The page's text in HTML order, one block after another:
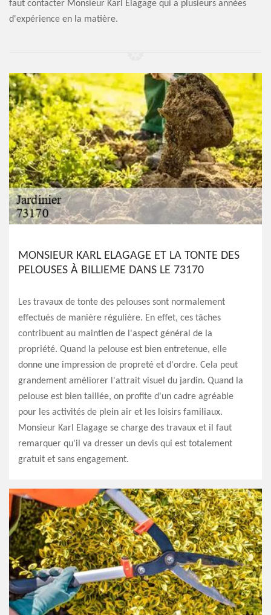
faut contacter Monsieur Karl Elagage qui a plusieurs années
d'expérience en la matière.
MONSIEUR KARL ELAGAGE ET LA TONTE DES
PELOUSES À BILLIEME DANS LE 73170
Les travaux de tonte des pelouses sont normalement
effectués de manière régulière. En effet, ces tâches
contribuent au maintien de l'aspect général de la
propriété. Quand la pelouse est bien entretenue, elle
donne une impression de propreté et d'ordre. Cela peut
grandement améliorer l'attrait visuel du jardin. Quand la
pelouse est bien taillée, on profite d'un cadre agréable
pour les activités de plein air et les loisirs familiaux.
Monsieur Karl Elagage se charge des travaux et il faut
remarquer qu'il va dresser un devis qui est totalement
gratuit et sans engagement.